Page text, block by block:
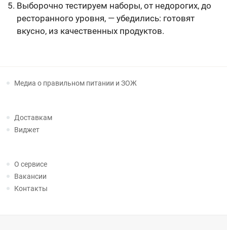
Выборочно тестируем наборы, от недорогих, до
ресторанного уровня, — убедились: готовят
вкусно, из качественных продуктов.
Медиа о правильном питании и ЗОЖ
Доставкам
Виджет
О сервисе
Вакансии
Контакты